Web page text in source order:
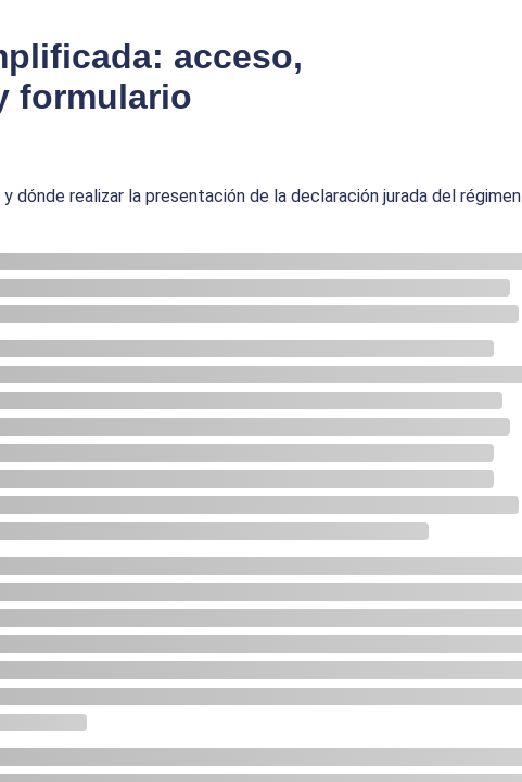
acceso,
formulario
dónde realizar la presentación de la declaración jurada del régimen